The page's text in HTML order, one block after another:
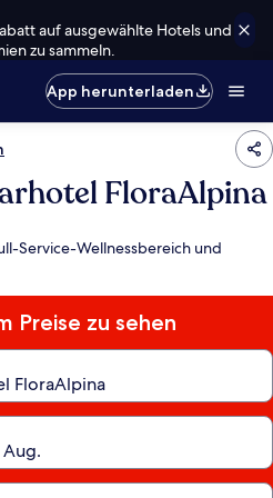
auf ausgewählte Hotels und
zu sammeln.
App herunterladen
FloraAlpina
Service-Wellnessbereich und
Preise zu sehen